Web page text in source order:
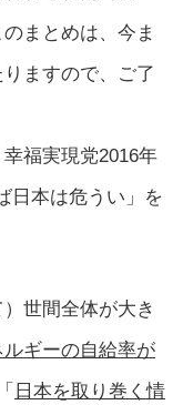
まとめは、今ま
ますので、ご了
福実現党2016年
日本は危うい」を
世間全体が大き
ルギーの自給率が
日本を取り巻く情